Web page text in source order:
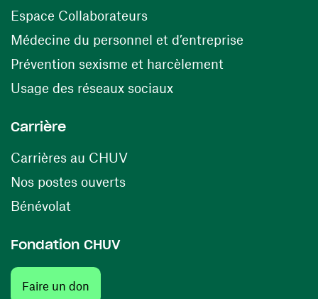
Espace Collaborateurs(ouvre une nouvelle fenêtre)
Médecine du personnel et d’entreprise
Prévention sexisme et harcèlement
Usage des réseaux sociaux(ouvre une nouvelle
Carrière
Carrières au CHUV(ouvre une nouvelle fenêtre)
Nos postes ouverts(ouvre une nouvelle fenêtre)
Bénévolat
Fondation CHUV
Faire un don